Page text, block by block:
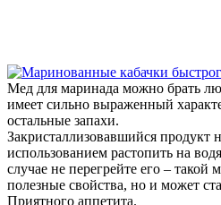
Мед для маринада можно брать
имеет сильно выраженный
остальные запахи.
Закристаллизовавшийся продукт
использованием растопить на
случае не перегрейте его – такой
полезные свойства, но и может
Приятного аппетита.